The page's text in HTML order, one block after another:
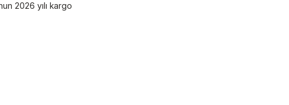
2026 yılı kargo